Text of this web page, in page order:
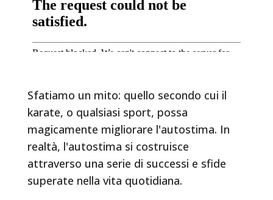
Sfatiamo un mito: quello secondo cui il
karate, o qualsiasi sport, possa
magicamente migliorare l'autostima. In
realtà, l'autostima si costruisce
attraverso una serie di successi e sfide
superate nella vita quotidiana.